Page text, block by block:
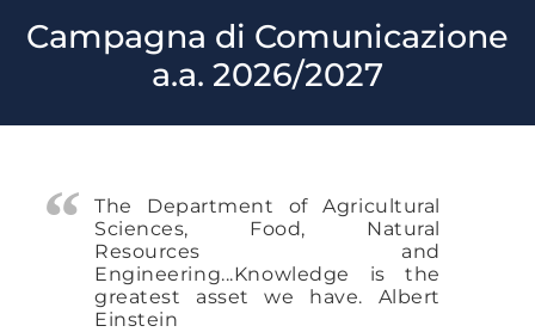
Campagna di Comunicazione
a.a. 2026/2027
The Department of Agricultural
Sciences, Food, Natural
Resources and
Engineering...Knowledge is the
greatest asset we have. Albert
Einstein